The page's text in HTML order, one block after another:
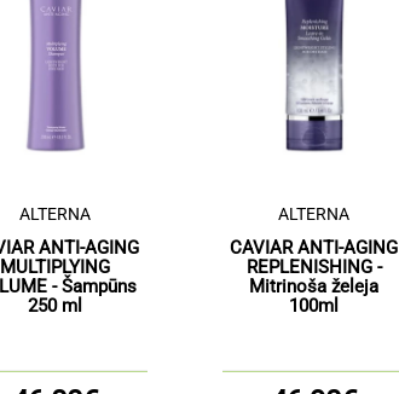
ALTERNA
ANTI-AGING
MULTIPLYING
- Šampūns
250 ml
ALTERNA
CAVIAR ANTI-AGING
REPLENISHING -
Mitrinoša želeja
100ml